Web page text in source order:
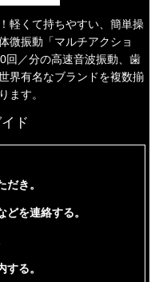
軽くて持ちやすい、簡単操
微振動「マルチアクショ
回／分の高速音波振動、歯
界有名なブランドを複数揃
ます。
ド
き。
を連絡する。
る。